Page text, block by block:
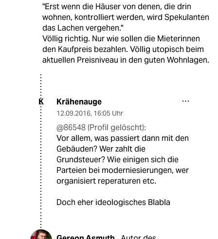
"Erst wenn die Häuser von denen, die drin
wohnen, kontrolliert werden, wird Spekulanten
das Lachen vergehen."
Völlig richtig. Nur wie sollen die Mieterinnen
den Kaufpreis bezahlen. Völlig utopisch beim
aktuellen Preisniveau in den guten Wohnlagen.
K Krähenauge
12.09.2016, 16:05 Uhr
@86548 (Profil gelöscht):
Vor allem, was passiert dann mit den
Gebäuden? Wer zahlt die
Grundsteuer? Wie einigen sich die
Parteien bei moderniesierungen, wer
organisiert reperaturen etc.
Doch eher ideologisches Blabla